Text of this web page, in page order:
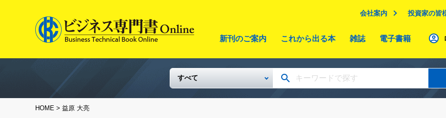
会社案内 投資家の皆
新刊のご案内 これから出る本 雑誌 電子書籍
HOME > 益原 大亮